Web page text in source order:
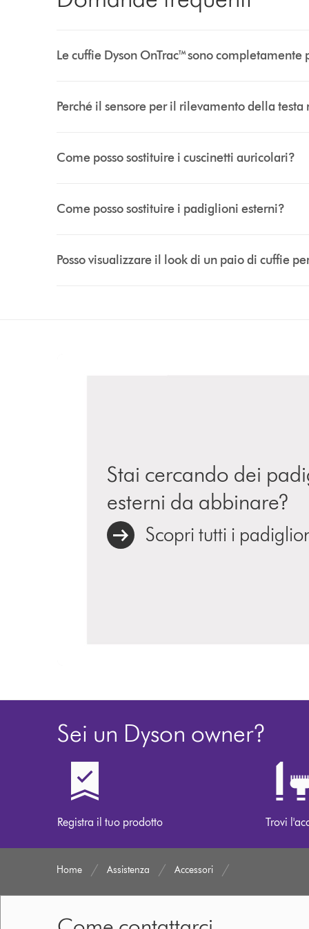
Le cuffie Dyson OnTrac™ sono
Perché il sensore per il rilevamento della testa
Come posso sostituire i cuscinetti auricolari?
Come posso sostituire i padiglioni esterni?
Posso visualizzare il look di un paio di cuffie
Stai cercando dei
esterni da abbinare?
Scopri tutti i
Sei un Dyson owner?
Registra il tuo prodotto Trovi
Home Assistenza Accessori